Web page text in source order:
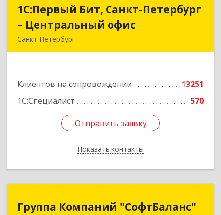
1С:Первый Бит, Санкт-Петербург
– Центральный офис
Санкт-Петербург
Клиентов на сопровождении
13251
1С:Специалист
570
Отправить заявку
Показать контакты
1С:Первый Бит, Санкт-Петербург
– Центральный офис
Отправить заявку
Назад
Группа Компаний "СофтБаланс"
Группа Компаний "СофтБаланс"